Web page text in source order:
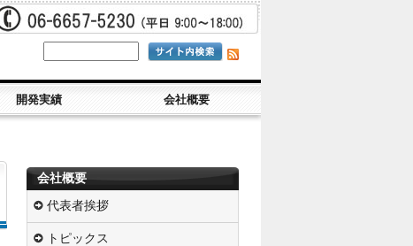
開発実績 会社概要
会社概要
代表者挨拶
トピックス